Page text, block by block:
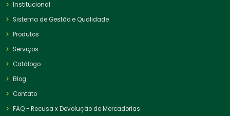
Institucional
Sistema de Gestão e Qualidade
Produtos
Serviços
Catálogo
Blog
Contato
FAQ - Recusa x Devolução de Mercadorias